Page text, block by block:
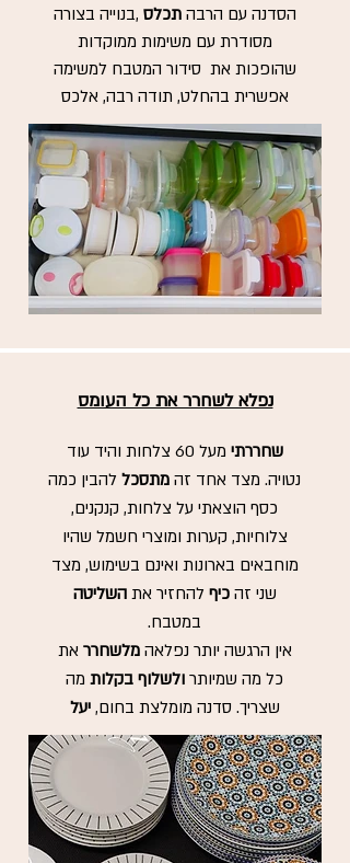
הסדנה עם הרבהתכלס ,בנוייה בצורה
מסודרת עם משימות ממוקדות
שהופכות את סידור המטבח למשימה
אפשרית בהחלט, תודה רבה, אלכס
נפלא לשחרר את כל העומס
שחררתי
מעל 60 צלחות והיד עוד
נטויה. מצד אחד זה מתסכל להבין כמה
כסף הוצאתי על צלחות, קנקנים,
צלוחיות, קערות ומוצרי חשמל שהיו
מוחבאים בארונות ואינם בשימוש, מצד
שני זהכיף להחזיר אתהשליטה
במטבח.
אין הרגשה יותר נפלאהמלשחרר את
כל מה שמיותר ולשלוף בקלות מה
שצריך. סדנה מומלצת בחום,יעל